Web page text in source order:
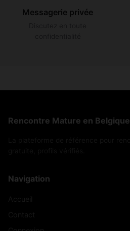
Messagerie privée
Rencontre Mature en Belgique
Navigation